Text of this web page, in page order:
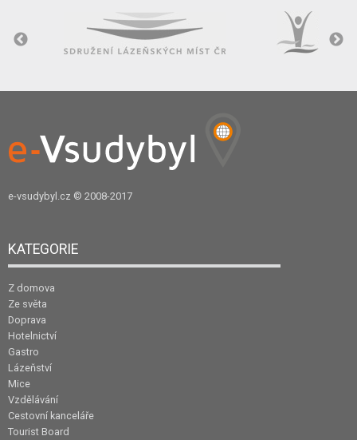
e-vsudybyl.cz © 2008-2017
KATEGORIE
Z domova
Ze světa
Doprava
Hotelnictví
Gastro
Lázeňství
Mice
Vzdělávání
Cestovní kanceláře
Tourist Board